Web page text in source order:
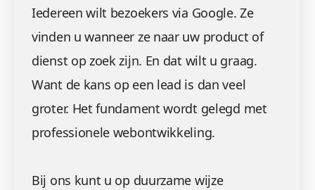
Iedereen wilt bezoekers via Google. Ze
vinden u wanneer ze naar uw product of
dienst op zoek zijn. En dat wilt u graag.
Want de kans op een lead is dan veel
groter. Het fundament wordt gelegd met
professionele webontwikkeling.
Bij ons kunt u op duurzame wijze